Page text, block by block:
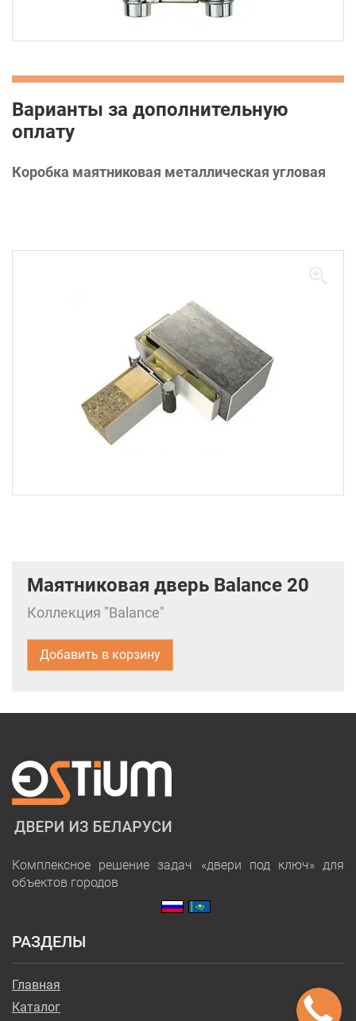
Варианты за дополнительную
оплату
Коробка маятниковая металлическая угловая
Маятниковая дверь Balance 20
Коллекция "Balance"
Добавить в корзину
Комплексное решение задач «двери под ключ» для
объектов городов
РАЗДЕЛЫ
Главная
Каталог